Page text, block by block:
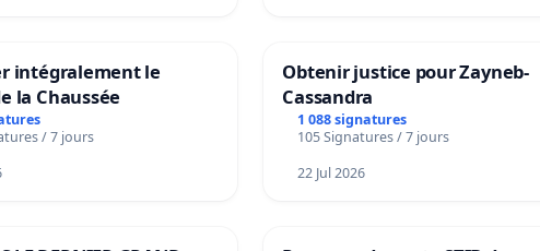
intégralement le
la Chaussée
/ 7 jours
Obtenir justice pour Zayneb-
Cassandra
1 088 signatures
105 Signatures / 7 jours
22 Jul 2026